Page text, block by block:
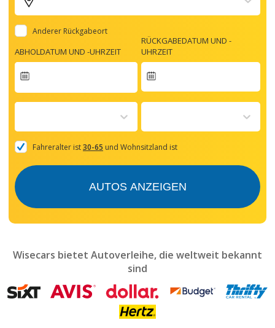
Anderer Rückgabeort
ABHOLDATUM UND -UHRZEIT
forward
with
the
and
mark
get
the
RÜCKGABEDATUM UND -
UHRZEIT
Fahreralter ist30-65 und Wohnsitzland ist
AUTOS ANZEIGEN
Wisecars bietet Autoverleihe, die weltweit bekannt
sind